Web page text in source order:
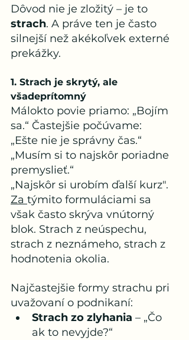
Dôvod nie je zložitý – je to
strach. A práve ten je často
silnejší než akékoľvek externé
prekážky.
1. Strach je skrytý, ale
všadeprítomný
Málokto povie priamo: „Bojím
sa.“ Častejšie počúvame:
„Ešte nie je správny čas.“
„Musím si to najskôr poriadne
premyslieť.“
„Najskôr si urobím ďalší kurz".
Za týmito formuláciami sa
však často skrýva vnútorný
blok. Strach z neúspechu,
strach z neznámeho, strach z
hodnotenia okolia.
Najčastejšie formy strachu pri
uvažovaní o podnikaní:
Strach zo zlyhania – „Čo
ak to nevyjde?“